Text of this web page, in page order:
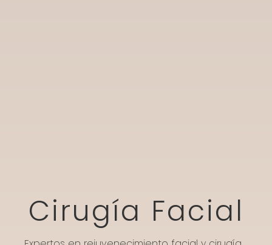
Cirugía Facial